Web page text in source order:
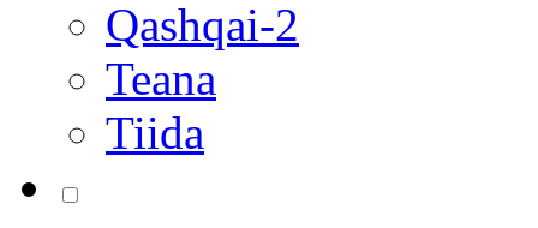
Qashqai-2
Teana
Tiida